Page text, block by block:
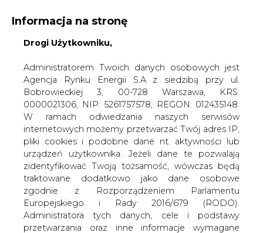
KONTAKT:
WIELKOŚĆ TEKSTU A A
ZALOGUJ SIĘ
Informacja na stronę
Drogi Użytkowniku,
Administratorem Twoich danych osobowych jest
Agencja Rynku Energii S.A z siedzibą przy ul.
Bobrowieckiej 3, 00-728 Warszawa, KRS:
0000021306, NIP: 5261757578, REGON: 012435148.
W ramach odwiedzania naszych serwisów
internetowych możemy przetwarzać Twój adres IP,
pliki cookies i podobne dane nt. aktywności lub
urządzeń użytkownika. Jeżeli dane te pozwalają
zidentyfikować Twoją tożsamość, wówczas będą
traktowane dodatkowo jako dane osobowe
zgodnie z Rozporządzeniem Parlamentu
Europejskiego i Rady 2016/679 (RODO).
Administratora tych danych, cele i podstawy
przetwarzania oraz inne informacje wymagane